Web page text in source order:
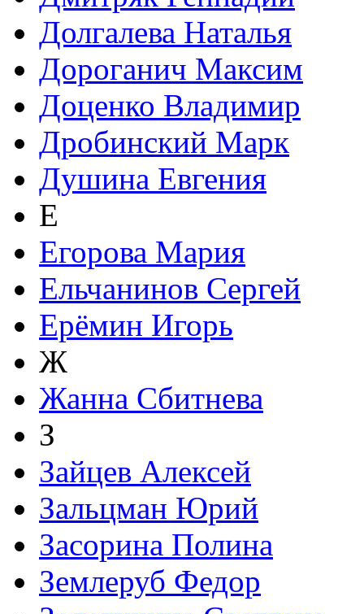
Долгалева Наталья
Дороганич Максим
Доценко Владимир
Дробинский Марк
Душина Евгения
Е
Егорова Мария
Ельчанинов Сергей
Ерёмин Игорь
Ж
Жанна Сбитнева
З
Зайцев Алексей
Зальцман Юрий
Засорина Полина
Землеруб Федор